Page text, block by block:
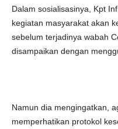
Dalam sosialisasinya, Kpt
kegiatan masyarakat akan
sebelum terjadinya wabah
disampaikan dengan
Namun dia mengingatkan,
memperhatikan protokol